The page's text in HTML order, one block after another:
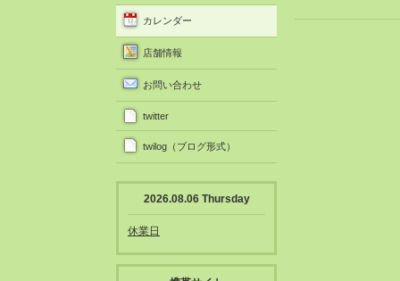
カレンダー
店舗情報
お問い合わせ
twitter
twilog（ブログ形式）
2026.08.06 Thursday
休業日